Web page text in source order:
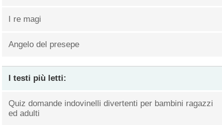
I re magi
Angelo del presepe
I testi più letti:
Quiz domande indovinelli divertenti per bambini ragazzi
ed adulti